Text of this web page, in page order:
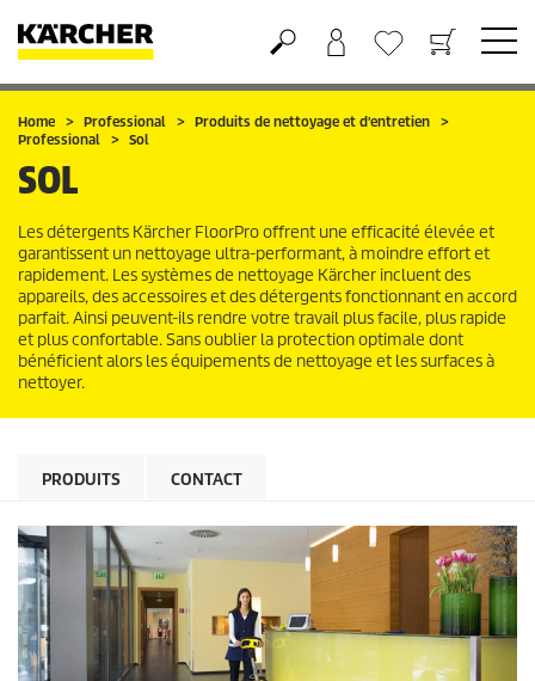
Panier
Liste d'envies
Home Professional
Produits de nettoyage et d'entretien
Professional
Sol
SOL
Les détergents Kärcher FloorPro offrent une efficacité élevée et
garantissent un nettoyage ultra-performant, à moindre effort et
rapidement. Les systèmes de nettoyage Kärcher incluent des
appareils, des accessoires et des détergents fonctionnant en accord
parfait. Ainsi peuvent-ils rendre votre travail plus facile, plus rapide
et plus confortable. Sans oublier la protection optimale dont
bénéficient alors les équipements de nettoyage et les surfaces à
nettoyer.
PRODUITS CONTACT